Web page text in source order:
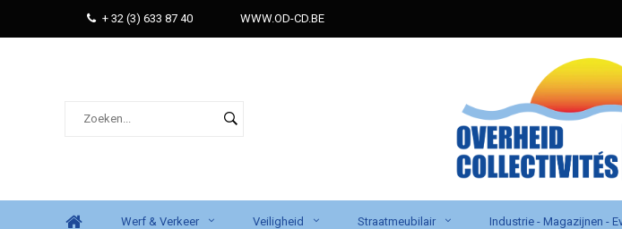
+ 32 (3) 633 87 40 WWW.OD-CD.BE
Werf & Verkeer Veiligheid Straatmeubilair Industrie - Magazijnen -